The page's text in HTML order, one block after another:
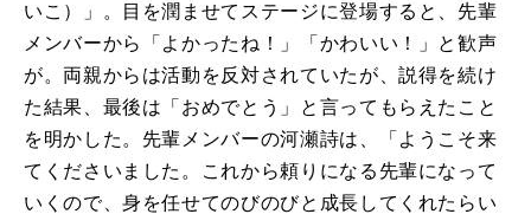
いこ）」。目を潤ませてステージに登場すると、先輩
メンバーから「よかったね！」「かわいい！」と歓声
が。両親からは活動を反対されていたが、説得を続け
た結果、最後は「おめでとう」と言ってもらえたこと
を明かした。先輩メンバーの河瀬詩は、「ようこそ来
てくださいました。これから頼りになる先輩になって
いくので、身を任せてのびのびと成長してくれたらい